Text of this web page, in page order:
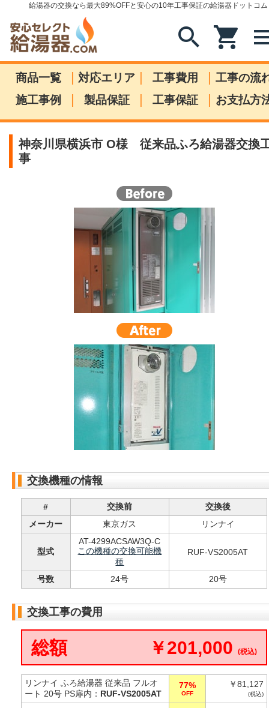
給湯器の交換なら最大89%OFFと安心の10年工事保証の給湯器ドットコム
search shopping_cart
商品一覧 | 対応エリア | 工事費用 | 工事の流
施工事例
| 製品保証 | 工事保証 | お支払方
神奈川県横浜市 O様 従来品ふろ給湯器交換
事
交換機種の情報
# 交換前
交換後
メーカー
東京ガス リンナイ
型式
AT-4299ACSAW3Q-C
この機種の交換可能機
種
RUF-VS2005AT
号数 24号 20号
交換工事の費用
総額 ￥201,000 (税込)
リンナイ ふろ給湯器 従来品 フルオ
ート 20号 PS扉内： RUF-VS2005AT
77%
OFF
￥81,127
(税込)